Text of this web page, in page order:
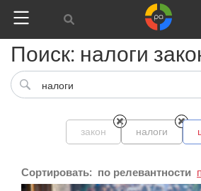
Поиск: налоги
закон налоги
Сортировать: по релевантности
Google